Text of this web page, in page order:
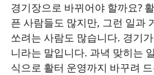
경기장으로 바뀌어야 할까요?
픈 사람들도 많지만, 그런 일과
쏘려는 사람도 많습니다. 경기
니라는 말입니다. 과녁 맞히는
식으로 활터 운영까지 바꾸려